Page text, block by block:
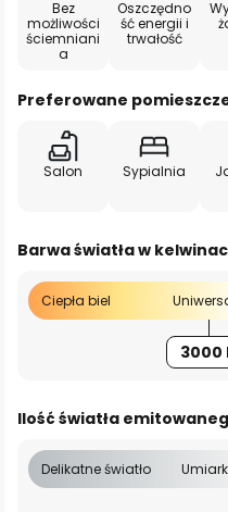
Bez
możliwości
ściemniani
a
Oszczędno
ść energii i
trwałość
Preferowane
Salon Sypialnia
Barwa światła w
Ciepła biel
3000
Ilość światła
Delikatne światło